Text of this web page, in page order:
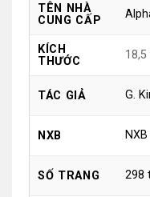
TÊN NHÀ
CUNG CẤP
KÍCH
THƯỚC
TÁC GIẢ G.
NXB
SỐ TRANG 298